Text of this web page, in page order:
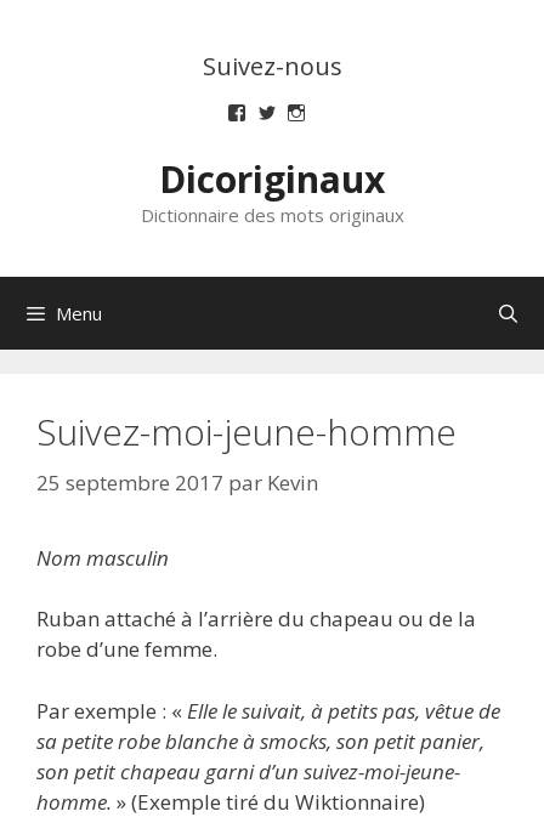
Suivez-nous
Voir
de
dicoriginaux
sur
Facebook
Voir
de
dicoriginaux
sur
Twitter
de
dicoriginaux
sur
Instagram
Dicoriginaux
Dictionnaire des mots originaux
Menu
Suivez-moi-jeune-homme
25 septembre 2017 par Kevin
Nom masculin
Ruban attaché à l’arrière du chapeau ou de la
robe d’une femme.
Par exemple : « Elle le suivait, à petits pas, vêtue de
sa petite robe blanche à smocks, son petit panier,
son petit chapeau garni d’un suivez-moi-jeune-
homme. » (Exemple tiré du Wiktionnaire)